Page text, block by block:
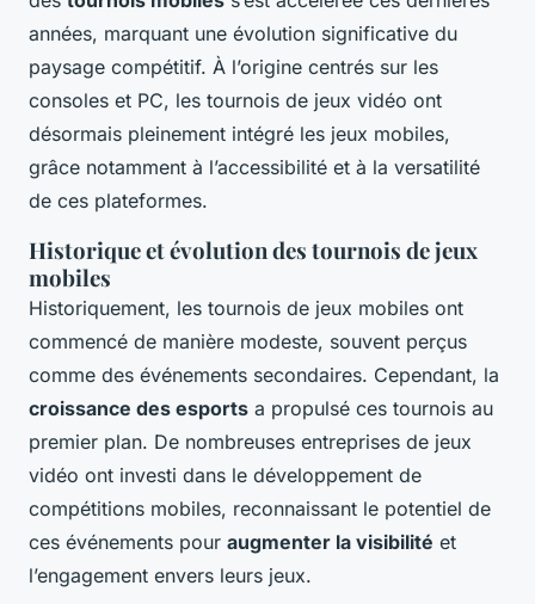
années, marquant une évolution significative du
paysage compétitif. À l’origine centrés sur les
consoles et PC, les tournois de jeux vidéo ont
désormais pleinement intégré les jeux mobiles,
grâce notamment à l’accessibilité et à la versatilité
de ces plateformes.
Historique et évolution des tournois de jeux
mobiles
Historiquement, les tournois de jeux mobiles ont
commencé de manière modeste, souvent perçus
comme des événements secondaires. Cependant, la
croissance des esports a propulsé ces tournois au
premier plan. De nombreuses entreprises de jeux
vidéo ont investi dans le développement de
compétitions mobiles, reconnaissant le potentiel de
ces événements pour augmenter la visibilité et
l’engagement envers leurs jeux.